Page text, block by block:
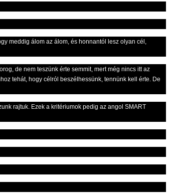
meddig álom az álom, és honnantól lesz olyan cél,
de nem teszünk érte semmit, mert még nincs itt az
tehát, hogy célról beszélhessünk, tennünk kell érte. De
rajtuk. Ezek a kritériumok pedig az angol SMART